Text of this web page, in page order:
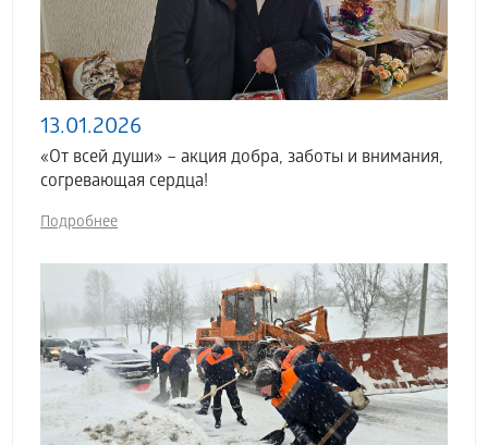
13.01.2026
«От всей души» – акция добра, заботы и внимания,
согревающая сердца!
Подробнее